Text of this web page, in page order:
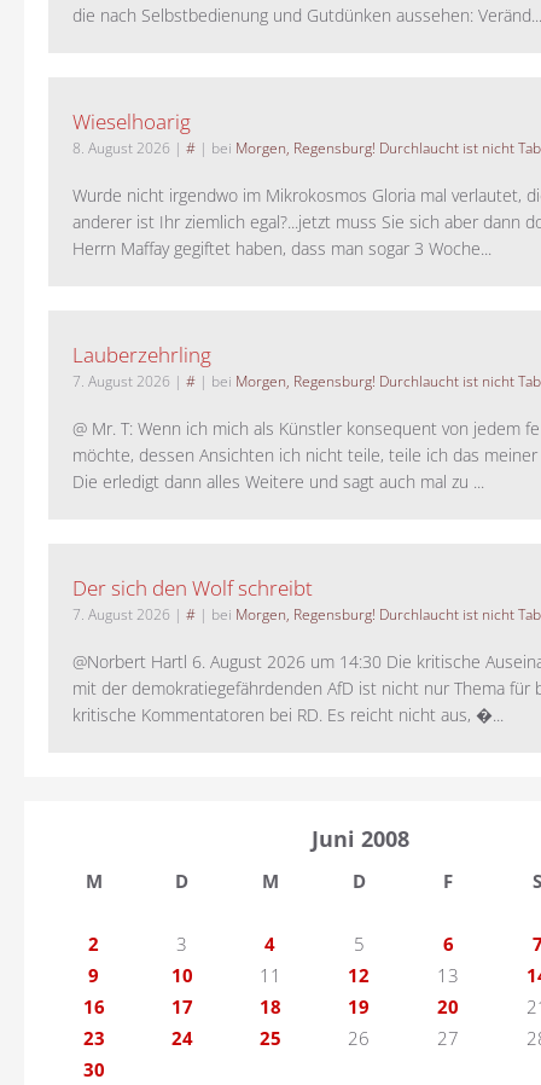
die nach Selbstbedienung und Gutdünken aussehen: Veränd...
Wieselhoarig
8. August 2026 | # | bei Morgen, Regensburg! Durchlaucht ist nicht
Wurde nicht irgendwo im Mikrokosmos Gloria mal verlautet,
anderer ist Ihr ziemlich egal?...jetzt muss Sie sich aber dann
Herrn Maffay gegiftet haben, dass man sogar 3 Woche...
Lauberzehrling
7. August 2026 | # | bei Morgen, Regensburg! Durchlaucht ist nicht
@ Mr. T: Wenn ich mich als Künstler konsequent von jedem
möchte, dessen Ansichten ich nicht teile, teile ich das
Die erledigt dann alles Weitere und sagt auch mal zu ...
Der sich den Wolf schreibt
7. August 2026 | # | bei Morgen, Regensburg! Durchlaucht ist nicht
@Norbert Hartl 6. August 2026 um 14:30 Die kritische
mit der demokratiegefährdenden AfD ist nicht nur Thema für
kritische Kommentatoren bei RD. Es reicht nicht aus, �...
Juni 2008
M D M D F S
2 3 4 5 6
9
10 11 12 13
16
17 18 19 20
23
24 25 26 27
30